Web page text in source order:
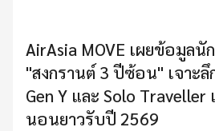
AirAsia MOVE เผยข้อมูลนั
"สงกรานต์ 3 ปีซ้อน" เจาะ
Gen Y และ Solo
นอนยาวรับปี 2569